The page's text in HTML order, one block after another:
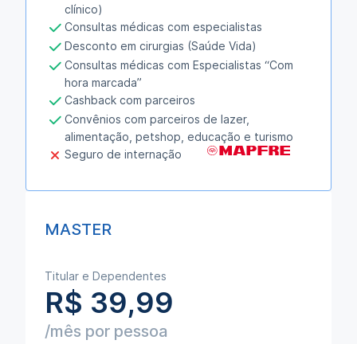
clínico)
Consultas médicas com especialistas
Desconto em cirurgias (Saúde Vida)
Consultas médicas com Especialistas “Com
hora marcada”
Cashback com parceiros
Convênios com parceiros de lazer,
alimentação, petshop, educação e turismo
Seguro de internação
MASTER
Titular e Dependentes
R$ 39,99
/mês por pessoa